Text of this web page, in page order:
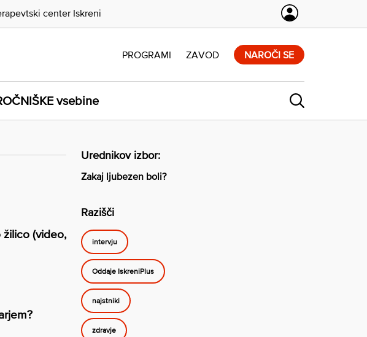
vsebine
PROGRAMI ZAVOD NAROČI SE
center Iskreni
(video,
Urednikov izbor:
Zakaj ljubezen boli?
Razišči
intervju
Oddaje IskreniPlus
najstniki
zdravje